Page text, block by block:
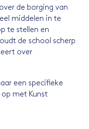
de borging van
middelen in te
te stellen en
de school scherp
over
een specifieke
met Kunst